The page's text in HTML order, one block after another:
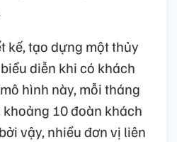
kế, tạo dựng một thủy
diễn khi có khách
hình này, mỗi tháng
10 đoàn khách
vậy, nhiều đơn vị liên